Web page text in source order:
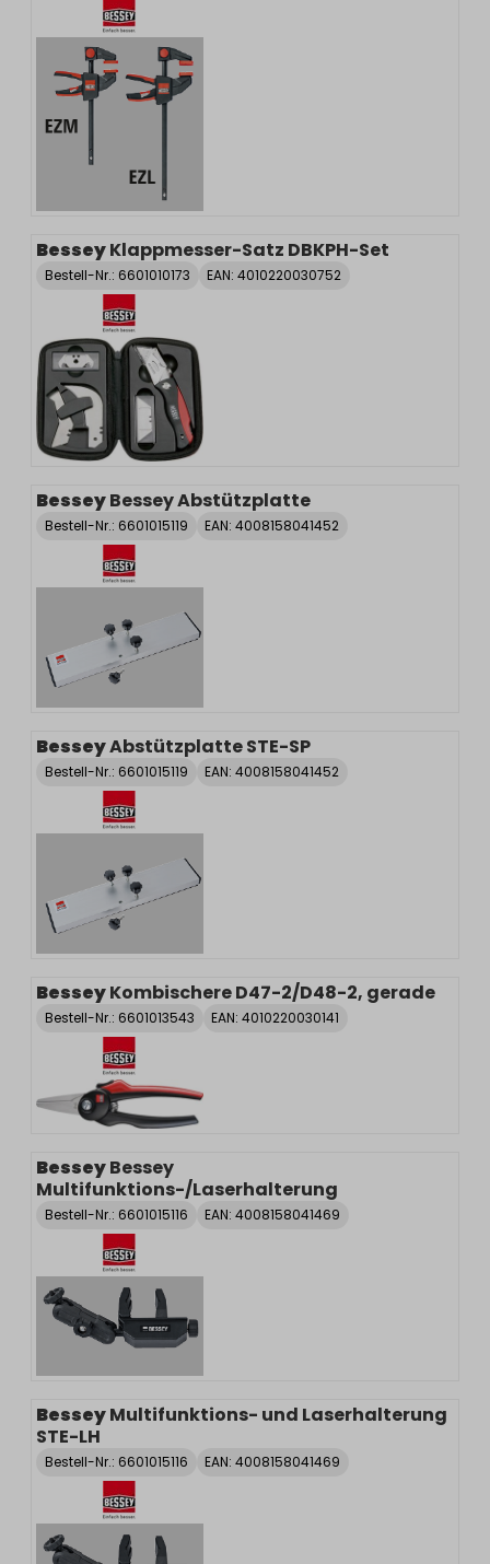
BesseyKlappmesser-Satz DBKPH-Set
Bestell-Nr.: 6601010173 EAN: 4010220030752
BesseyBessey Abstützplatte
Bestell-Nr.: 6601015119 EAN: 4008158041452
BesseyAbstützplatte STE-SP
Bestell-Nr.: 6601015119 EAN: 4008158041452
BesseyKombischere D47-2/D48-2, gerade
Bestell-Nr.: 6601013543 EAN: 4010220030141
BesseyBessey
Multifunktions-/Laserhalterung
Bestell-Nr.: 6601015116 EAN: 4008158041469
BesseyMultifunktions- und Laserhalterung
STE-LH
Bestell-Nr.: 6601015116 EAN: 4008158041469